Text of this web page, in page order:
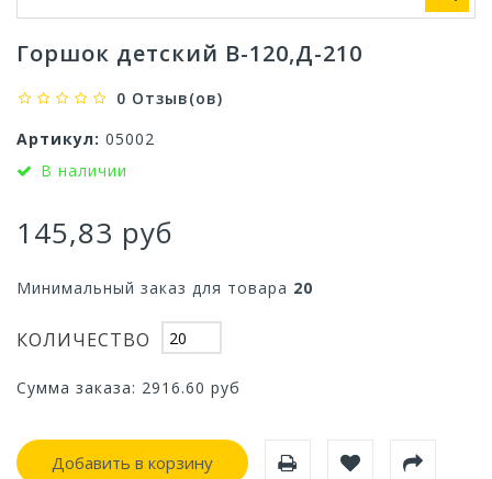
Горшок детский В-120,Д-210
0 Отзыв(ов)
Артикул: 05002
В наличии
145,83 руб
Минимальный заказ для товара 20
КОЛИЧЕСТВО
Сумма заказа: 2916.60 руб
Добавить в корзину